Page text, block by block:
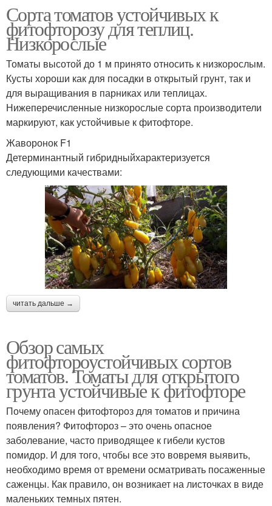
Сорта томатов устойчивых к
фитофторозу для теплиц.
Низкорослые
Томаты высотой до 1 м принято относить к низкорослым.
Кусты хороши как для посадки в открытый грунт, так и
для выращивания в парниках или теплицах.
Нижеперечисленные низкорослые сорта производители
маркируют, как устойчивые к фитофторе.
Жаворонок F1
Детерминантный гибридныйхарактеризуется
следующими качествами:
читать дальше →
Обзор самых
фитофтороустойчивых сортов
томатов. Томаты для открытого
грунта устойчивые к фитофторе
Почему опасен фитофтороз для томатов и причина
появления? Фитофтороз – это очень опасное
заболевание, часто приводящее к гибели кустов
помидор. И для того, чтобы все это вовремя выявить,
необходимо время от времени осматривать посаженные
саженцы. Как правило, он возникает на листочках в виде
маленьких темных пятен.